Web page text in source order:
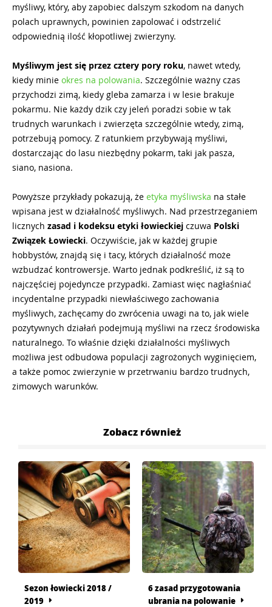
myśliwy, który, aby zapobiec dalszym szkodom na danych
polach uprawnych, powinien zapolować i odstrzelić
odpowiednią ilość kłopotliwej zwierzyny.
Myśliwym jest się przez cztery pory roku, nawet wtedy,
kiedy minie okres na polowania. Szczególnie ważny czas
przychodzi zimą, kiedy gleba zamarza i w lesie brakuje
pokarmu. Nie każdy dzik czy jeleń poradzi sobie w tak
trudnych warunkach i zwierzęta szczególnie wtedy, zimą,
potrzebują pomocy. Z ratunkiem przybywają myśliwi,
dostarczając do lasu niezbędny pokarm, taki jak pasza,
siano, nasiona.
Powyższe przykłady pokazują, że etyka myśliwska na stałe
wpisana jest w działalność myśliwych. Nad przestrzeganiem
licznych zasad i kodeksu etyki łowieckiej czuwa Polski
Związek Łowiecki. Oczywiście, jak w każdej grupie
hobbystów, znajdą się i tacy, których działalność może
wzbudzać kontrowersje. Warto jednak podkreślić, iż są to
najczęściej pojedyncze przypadki. Zamiast więc nagłaśniać
incydentalne przypadki niewłaściwego zachowania
myśliwych, zachęcamy do zwrócenia uwagi na to, jak wiele
pozytywnych działań podejmują myśliwi na rzecz środowiska
naturalnego. To właśnie dzięki działalności myśliwych
możliwa jest odbudowa populacji zagrożonych wyginięciem,
a także pomoc zwierzynie w przetrwaniu bardzo trudnych,
zimowych warunków.
Zobacz również
Sezon łowiecki 2018 /
2019
6 zasad przygotowania
ubrania na polowanie